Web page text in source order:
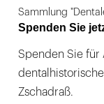
Sammlung
Spenden Sie
Spenden Sie für
Zschadraß.